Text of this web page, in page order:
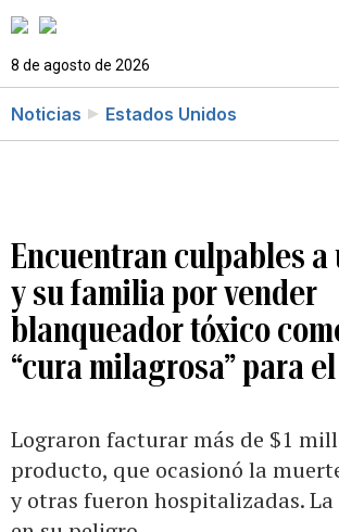
8 de agosto de 2026
Noticias Estados Unidos
Encuentran culpables a
y su familia por vender
blanqueador tóxico
“cura milagrosa” para
Lograron facturar más de $1
producto, que ocasionó la
y otras fueron hospitalizadas.